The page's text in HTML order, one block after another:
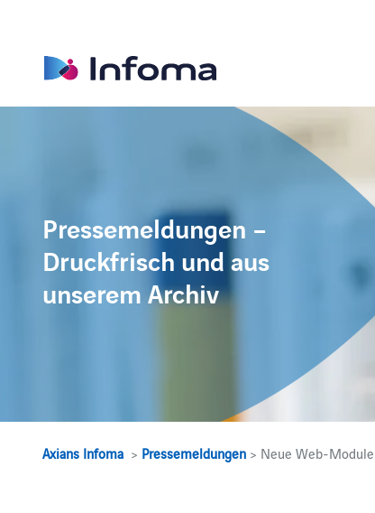
Pressemeldungen –
Druckfrisch und aus
unserem Archiv
Axians Infoma > Pressemeldungen > Neue Web-